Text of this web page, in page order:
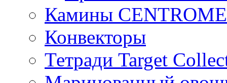
Камины
Конвекторы
Тетради Target